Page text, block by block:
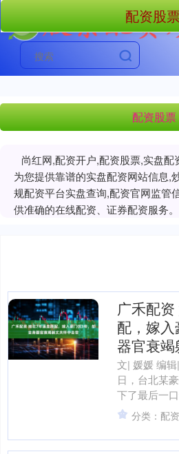
配资股票
尚红网,配资开户,配资股票,实盘配
为您提供靠谱的实盘配资网站信息,
规配资平台实盘查询,配资官网监管
供准确的在线配资、证券配资服务。
配资股
广禾配
配，嫁
器官衰
文| 媛媛 编
日，台北某
下了最后一
湾娱乐圈的
孔，....
分类：配